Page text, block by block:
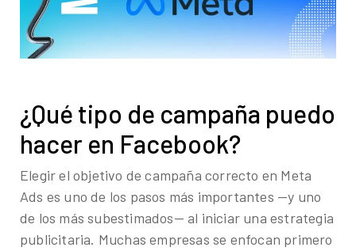
¿Qué tipo de campaña puedo
hacer en Facebook?
Elegir el objetivo de campaña correcto en Meta
Ads es uno de los pasos más importantes —y uno
de los más subestimados— al iniciar una estrategia
publicitaria. Muchas empresas se enfocan primero